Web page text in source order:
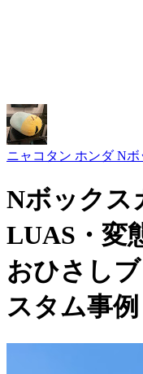
ニャコタン ホンダ Nボ
Nボックス
LUAS・変
おひさし
スタム事例